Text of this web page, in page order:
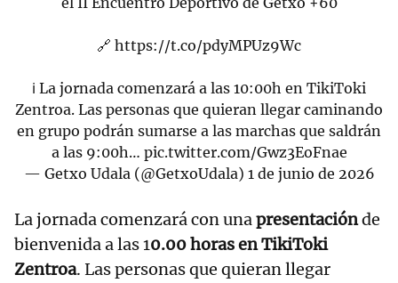
🔗 https://t.co/pdyMPUz9Wc
ℹ️ La jornada comenzará a las 10:00h en TikiToki
Zentroa. Las personas que quieran llegar caminando
en grupo podrán sumarse a las marchas que saldrán
a las 9:00h… pic.twitter.com/Gwz3EoFnae
— Getxo Udala (@GetxoUdala) 1 de junio de 2026
La jornada comenzará con unapresentaciónde
bienvenida a las 10.00 horas en TikiToki
Zentroa. Las personas que quieran llegar